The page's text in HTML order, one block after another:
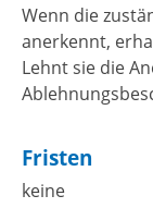
Wenn die
anerkennt,
Lehnt sie die
Fristen
keine